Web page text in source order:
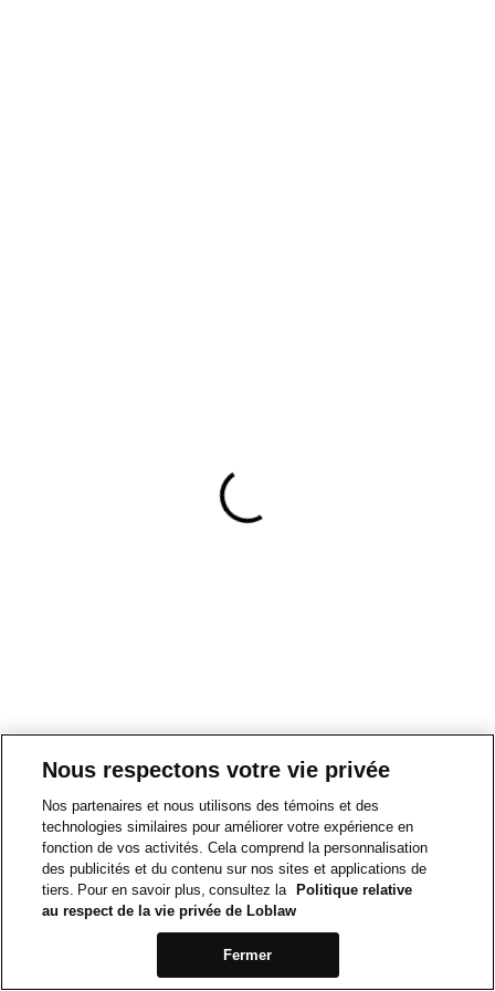
Nous respectons votre vie privée
Nos partenaires et nous utilisons des témoins et des
technologies similaires pour améliorer votre expérience en
fonction de vos activités. Cela comprend la personnalisation
des publicités et du contenu sur nos sites et applications de
tiers. Pour en savoir plus, consultez la
Politique relative
au respect de la vie privée de Loblaw
Fermer